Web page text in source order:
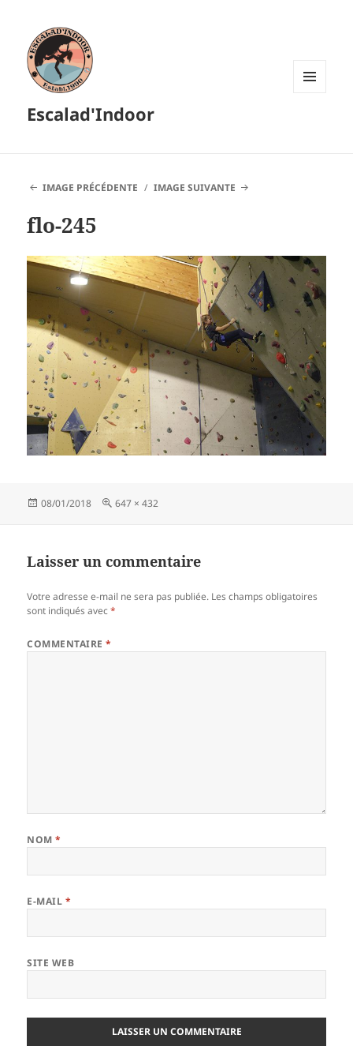
Escalad'Indoor
IMAGE PRÉCÉDENTE IMAGE SUIVANTE
flo-245
Publié
08/01/2018
Taille
647 × 432
Laisser un commentaire
Votre adresse e-mail ne sera pas publiée. Les champs obligatoires
sont indiqués avec*
COMMENTAIRE*
NOM*
E-MAIL *
SITE WEB